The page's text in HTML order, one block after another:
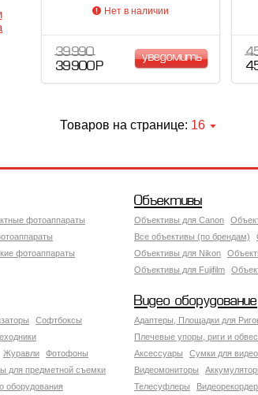
Нет в наличии
39 990
39 900 Р
уведомить
Товаров на странице: 16
фотоаппараты
фотоаппараты
Объективы
Объективы для Canon
Все объективы (по брендам)
Объективы для Nikon
Объективы для Fujifilm
Софтбоксы
Журавли
Фотофоны
для предметной съемки
оборудования
Видео оборудование
Адаптеры, Площадки для
Плечевые упоры, риги и обвес
Аксессуары
Сумки для
Видеомониторы
Телесуфлеры